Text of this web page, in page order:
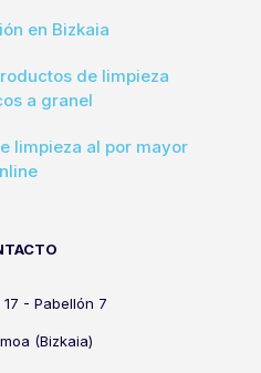
en Bizkaia
de limpieza
a granel
limpieza al por mayor
17 - Pabellón 7
(Bizkaia)